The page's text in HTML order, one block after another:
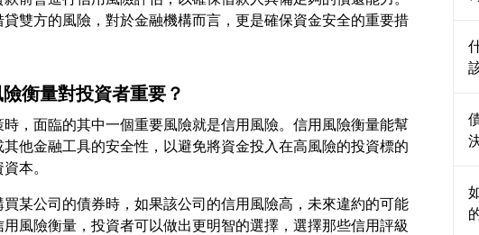
雙方的風險，對於金融機構而言，更是確保資金安全的重要措
衡量對投資者重要？
，面臨的其中一個重要風險就是信用風險。信用風險衡量能幫
他金融工具的安全性，以避免將資金投入在高風險的投資標的
某公司的債券時，如果該公司的信用風險高，未來違約的可能
風險衡量，投資者可以做出更明智的選擇，選擇那些信用評級